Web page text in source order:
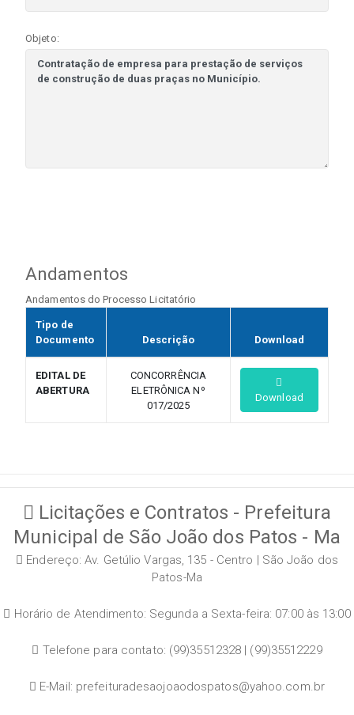
Objeto:
Andamentos
Andamentos do Processo Licitatório
Tipo de
Documento
Descrição Download
EDITAL DE
ABERTURA
CONCORRÊNCIA
ELETRÔNICA Nº
017/2025
Download
Licitações e Contratos - Prefeitura
Municipal de São João dos Patos - Ma
Endereço: Av. Getúlio Vargas, 135 - Centro | São João dos
Patos-Ma
Horário de Atendimento: Segunda a Sexta-feira: 07:00 às 13:00
Telefone para contato: (99)35512328 | (99)35512229
E-Mail: prefeituradesaojoaodospatos@yahoo.com.br